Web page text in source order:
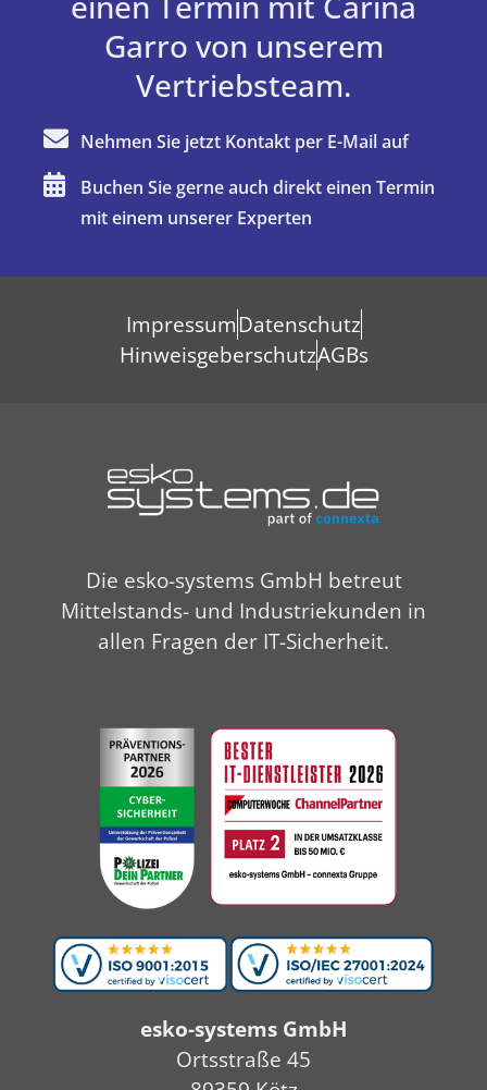
Garro von unserem
Vertriebsteam.
Nehmen Sie jetzt Kontakt per E-Mail auf
Buchen Sie gerne auch direkt einen Termin
mit einem unserer Experten
ImpressumDatenschutz
HinweisgeberschutzAGBs
Die esko-systems GmbH betreut
Mittelstands- und Industriekunden in
allen Fragen der IT-Sicherheit.
esko-systems GmbH
Ortsstraße 45